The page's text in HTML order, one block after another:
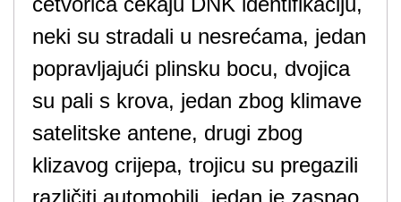
neki su stradali u nesrećama, jedan
popravljajući plinsku bocu, dvojica
su pali s krova, jedan zbog klimave
satelitske antene, drugi zbog
klizavog crijepa, trojicu su pregazili
različiti automobili, jedan je zaspao